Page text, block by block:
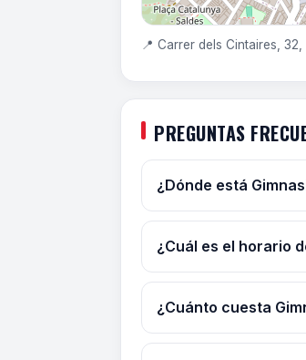
📍 Carrer dels Cintaires,
PREGUNTAS
¿Dónde está
¿Cuál es el horario
¿Cuánto cuesta